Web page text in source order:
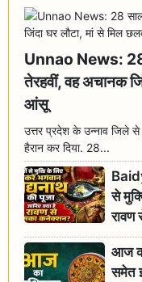
Unnao News: 28
तेरहवीं, वह अचानक
आंसू
उत्तर प्रदेश के उन्नाव जिले
हैरान कर दिया. 28...
से
रावण
आज
समेत